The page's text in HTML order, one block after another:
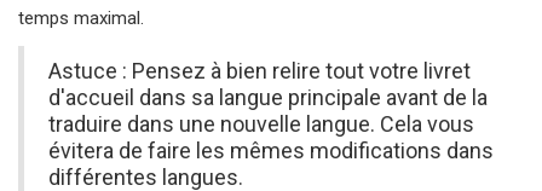
temps maximal.
Astuce : Pensez à bien relire tout votre livret
d'accueil dans sa langue principale avant de la
traduire dans une nouvelle langue. Cela vous
évitera de faire les mêmes modifications dans
différentes langues.